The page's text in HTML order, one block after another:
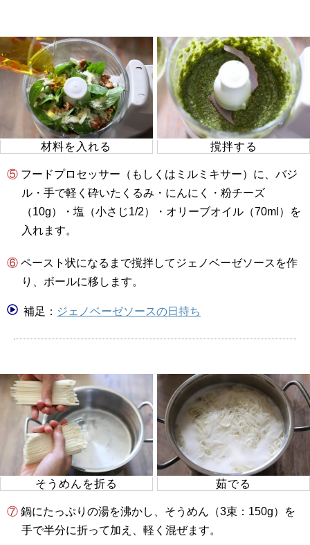
材料を入れる 撹拌する
⑤ フードプロセッサー（もしくはミルミキサー）に、バジ
ル・手で軽く砕いたくるみ・にんにく・粉チーズ
（10g）・塩（小さじ1/2）・オリーブオイル（70ml）を
入れます。
⑥ ペースト状になるまで撹拌してジェノベーゼソースを作
り、ボールに移します。
補足： ジェノベーゼソースの日持ち
そうめんを折る 茹でる
⑦ 鍋にたっぷりの湯を沸かし、そうめん（3束：150g）を
手で半分に折って加え、軽く混ぜます。